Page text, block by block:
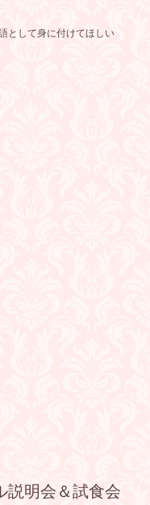
として身に付けてほしい
説明会＆試食会